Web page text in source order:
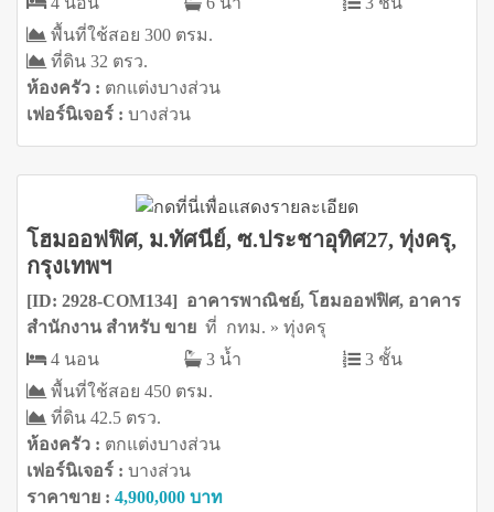
พื้นที่ใช้สอย 300 ตรม.
ที่ดิน 32 ตรว.
ห้องครัว : ตกแต่งบางส่วน
เฟอร์นิเจอร์ : บางส่วน
โฮมออฟฟิศ, ม.ทัศนีย์, ซ.ประชาอุทิศ27, ทุ่งครุ,
กรุงเทพฯ
[ID: 2928-COM134] อาคารพาณิชย์, โฮมออฟฟิศ, อาคาร
สำนักงาน สำหรับ ขาย ที่ กทม. » ทุ่งครุ
4 นอน
3 น้ำ
3 ชั้น
พื้นที่ใช้สอย 450 ตรม.
ที่ดิน 42.5 ตรว.
ห้องครัว : ตกแต่งบางส่วน
เฟอร์นิเจอร์ : บางส่วน
ราคาขาย : 4,900,000 บาท